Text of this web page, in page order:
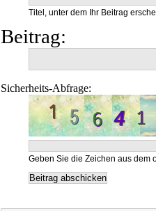
Titel, unter dem Ihr Beitrag
Beitrag:
Sicherheits-Abfrage:
Geben Sie die Zeichen aus dem